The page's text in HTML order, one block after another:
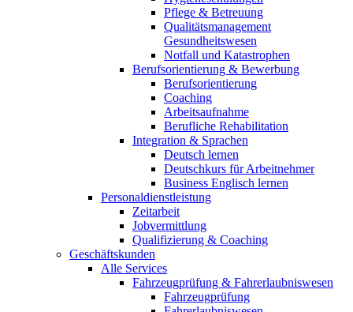
Pflege & Betreuung
Qualitätsmanagement
Gesundheitswesen
Notfall und Katastrophen
Berufsorientierung & Bewerbung
Berufsorientierung
Coaching
Arbeitsaufnahme
Berufliche Rehabilitation
Integration & Sprachen
Deutsch lernen
Deutschkurs für Arbeitnehmer
Business Englisch lernen
Personaldienstleistung
Zeitarbeit
Jobvermittlung
Qualifizierung & Coaching
Geschäftskunden
Alle Services
Fahrzeugprüfung & Fahrerlaubniswesen
Fahrzeugprüfung